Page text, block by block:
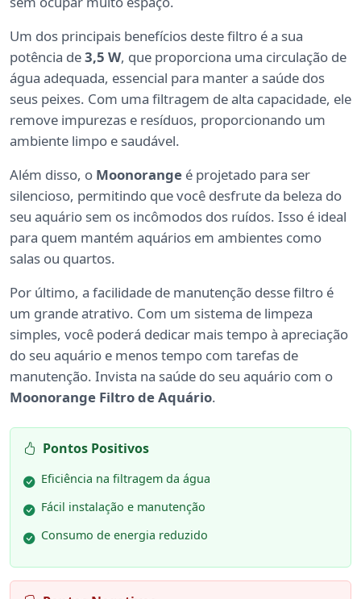
Um dos principais benefícios deste filtro é a sua
potência de3,5 W, que proporciona uma circulação de
água adequada, essencial para manter a saúde dos
seus peixes. Com uma filtragem de alta capacidade, ele
remove impurezas e resíduos, proporcionando um
ambiente limpo e saudável.
Além disso, o Moonorange é projetado para ser
silencioso, permitindo que você desfrute da beleza do
seu aquário sem os incômodos dos ruídos. Isso é ideal
para quem mantém aquários em ambientes como
salas ou quartos.
Por último, a facilidade de manutenção desse filtro é
um grande atrativo. Com um sistema de limpeza
simples, você poderá dedicar mais tempo à apreciação
do seu aquário e menos tempo com tarefas de
manutenção. Invista na saúde do seu aquário com o
Moonorange Filtro de Aquário.
Pontos Positivos
Eficiência na filtragem da água
Fácil instalação e manutenção
Consumo de energia reduzido